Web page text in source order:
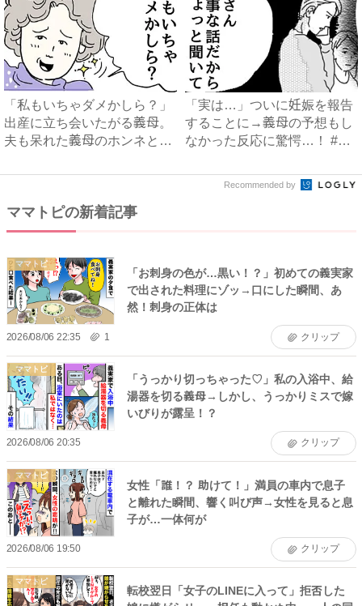
「私もいちゃダメかしら？」
出産に立ち会いたがる義母。
夫も呆れた義母のホンネと
「実は…」ついに妊娠を報告
することに→義母の予想もし
なかった反応に驚愕…！ #
Recommended by
ママトピの新着記事
ママトピ
「お刺身の色が…黒い！？」初めての義実家
で出された料理にゾッ→口にした瞬間、あ
然！刺身の正体は
2026/08/06 22:35 1 クリップ
ママトピ
「うっかり切っちゃった♡」私の入浴中、給
湯器を切る義母→しかし、うっかりミスで嫁
いびりが露呈！？
2026/08/06 20:35 クリップ
ママトピ
女性「誰！？ 助けて！」満員の車内で息子
と離れた瞬間、響く叫び声→女性を見ると息
子が…一体何が
2026/08/06 19:50 クリップ
ママトピ
転校翌日「女子のLINEに入って」拒否した